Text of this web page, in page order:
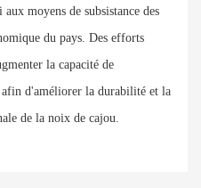
moyens de subsistance des
du pays. Des efforts
la capacité de
d'améliorer la durabilité et la
de la noix de cajou.